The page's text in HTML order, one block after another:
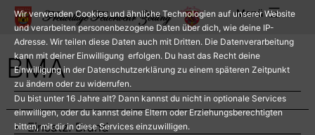
Zum
Inhalt
springen
Menü
BMA
Einsatz: Brand
Wir verwenden Cookies und ähnliche Technologien auf unserer Website
und verarbeiten personenbezogene Daten über dich, wie deine IP-
Adresse. Wir teilen diese Daten auch mit Dritten. Die Datenverarbeitung
kann mit deiner Einwilligung erfolgen. Du hast das Recht deine
Einwilligung in der Datenschutzerklärung zu einem späteren Zeitpunkt
zu ändern oder zu widerrufen.
Du bist unter 16 Jahre alt? Dann kannst du nicht in optionale Services
einwilligen, oder du kannst deine Eltern oder Erziehungsberechtigten
bitten, mit dir in diese Services einzuwilligen.